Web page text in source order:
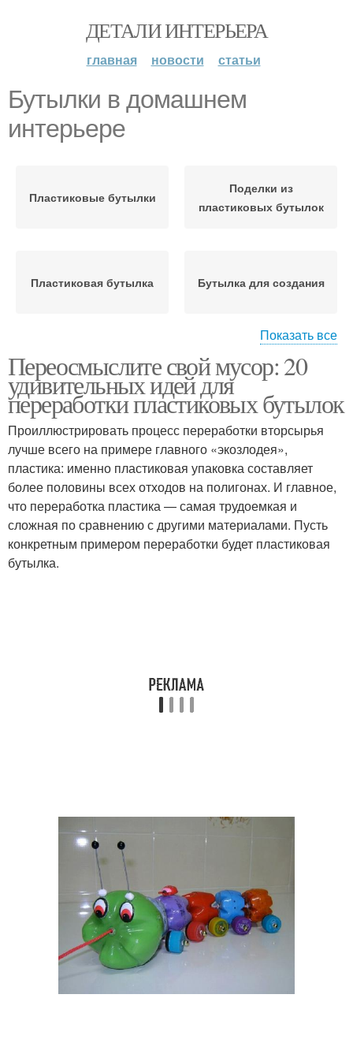
ДЕТАЛИ ИНТЕРЬЕРА
главная новости статьи
Бутылки в домашнем
интерьере
Пластиковые бутылки
Поделки из
пластиковых бутылок
Пластиковая бутылка Бутылка для создания
бутылок
Бутылки в
декоративные
предметы
Показать все
Переосмыслите свой мусор: 20
удивительных идей для
переработки пластиковых бутылок
Проиллюстрировать процесс переработки вторсырья
лучше всего на примере главного «экозлодея»,
пластика: именно пластиковая упаковка составляет
более половины всех отходов на полигонах. И главное,
что переработка пластика — самая трудоемкая и
сложная по сравнению с другими материалами. Пусть
конкретным примером переработки будет пластиковая
бутылка.